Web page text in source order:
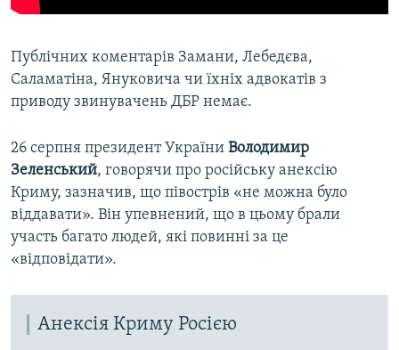
Публічних коментарів Замани, Лебедєва,
Саламатіна, Януковича чи їхніх адвокатів з
приводу звинувачень ДБР немає.
26 серпня президент України Володимир
Зеленський, говорячи про російську анексію
Криму, зазначив, що півострів «не можна було
віддавати». Він упевнений, що в цьому брали
участь багато людей, які повинні за це
«відповідати».
Анексія Криму Росією